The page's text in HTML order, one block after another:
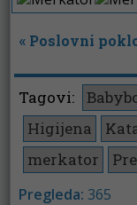
« Poslovni
Tagovi:
Higijena
merkator
Pregleda: 365